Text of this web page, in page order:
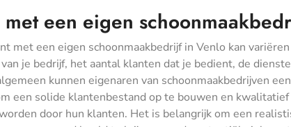
een eigen
met een eigen schoonmaakbedrijf in Venlo kan
je bedrijf, het aantal klanten dat je bedient, de
kunnen eigenaren van schoonmaakbedrijven
een solide klantenbestand op te bouwen en
door hun klanten. Het is belangrijk om een